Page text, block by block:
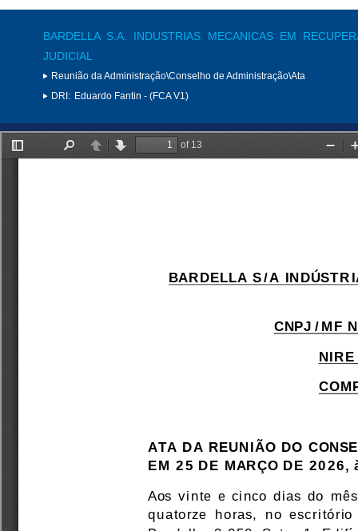
BARDELLA S.A. INDUSTRIAS MECANICAS EM
JUDICIAL
Reunião da Administração\Conselho de Administração\Ata
DRI: Eduardo Fantin - (FCA V1)